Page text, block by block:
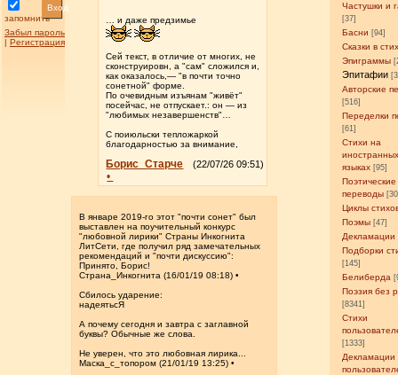
запомнить
Вход
Забыл пароль
| Регистрация
Частушки и
[37]
Басни [94]
Сказки в
Эпиграммы
Эпитафии
Авторские
[516]
Переделки
[61]
Стихи на
языках [95]
Поэтические
переводы
Циклы
Поэмы [47]
Декламации
Подборки
[145]
Белиберда
Поэзия без
[8341]
Стихи
[1333]
Декламации
… и даже предзимье
Сей текст, в отличие от многих, не
сконструировн, а "сам" сложился и,
как оказалось,— "в почти точно
сонетной" форме.
По очевидным изъянам "живёт"
посейчас, не отпускает.: он — из
"любимых незавершенств"…
С поиюльски тепложаркой
благодарностью за внимание,
Борис_Старче (22/07/26 09:51)
•
В январе 2019-го этот "почти сонет" был
выставлен на поучительный конкурс
"любовной лирики" Страны Инкогнита
ЛитСети, где получил ряд замечательных
рекомендаций и "почти дискуссию":
Принято, Борис!
Страна_Инкогнита (16/01/19 08:18) •
Сбилось ударение:
надеятьсЯ
А почему сегодня и завтра с заглавной
буквы? Обычные же слова.
Не уверен, что это любовная лирика...
Маска_с_топором (21/01/19 13:25) •